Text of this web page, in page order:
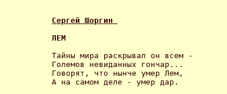
Сергей Шоргин
ЛЕМ
Тайны мира раскрывал он всем -
Големов невиданных гончар...
Говорят, что нынче умер Лем,
А на самом деле - умер дар.